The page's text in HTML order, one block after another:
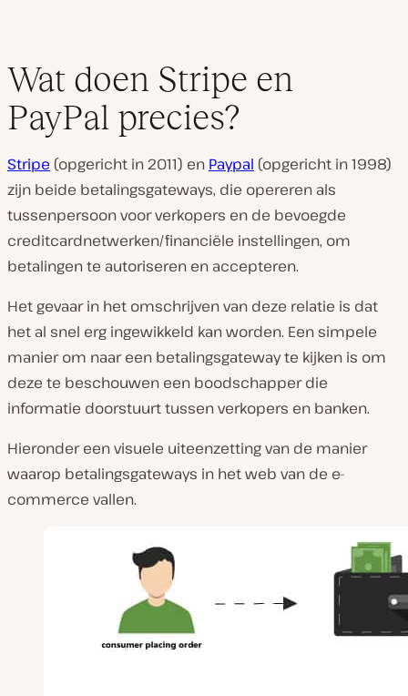
Wat doen Stripe en
PayPal precies?
Stripe (opgericht in 2011) en Paypal (opgericht in 1998)
zijn beide betalingsgateways, die opereren als
tussenpersoon voor verkopers en de bevoegde
creditcardnetwerken/financiële instellingen, om
betalingen te autoriseren en accepteren.
Het gevaar in het omschrijven van deze relatie is dat
het al snel erg ingewikkeld kan worden. Een simpele
manier om naar een betalingsgateway te kijken is om
deze te beschouwen een boodschapper die
informatie doorstuurt tussen verkopers en banken.
Hieronder een visuele uiteenzetting van de manier
waarop betalingsgateways in het web van de e-
commerce vallen.